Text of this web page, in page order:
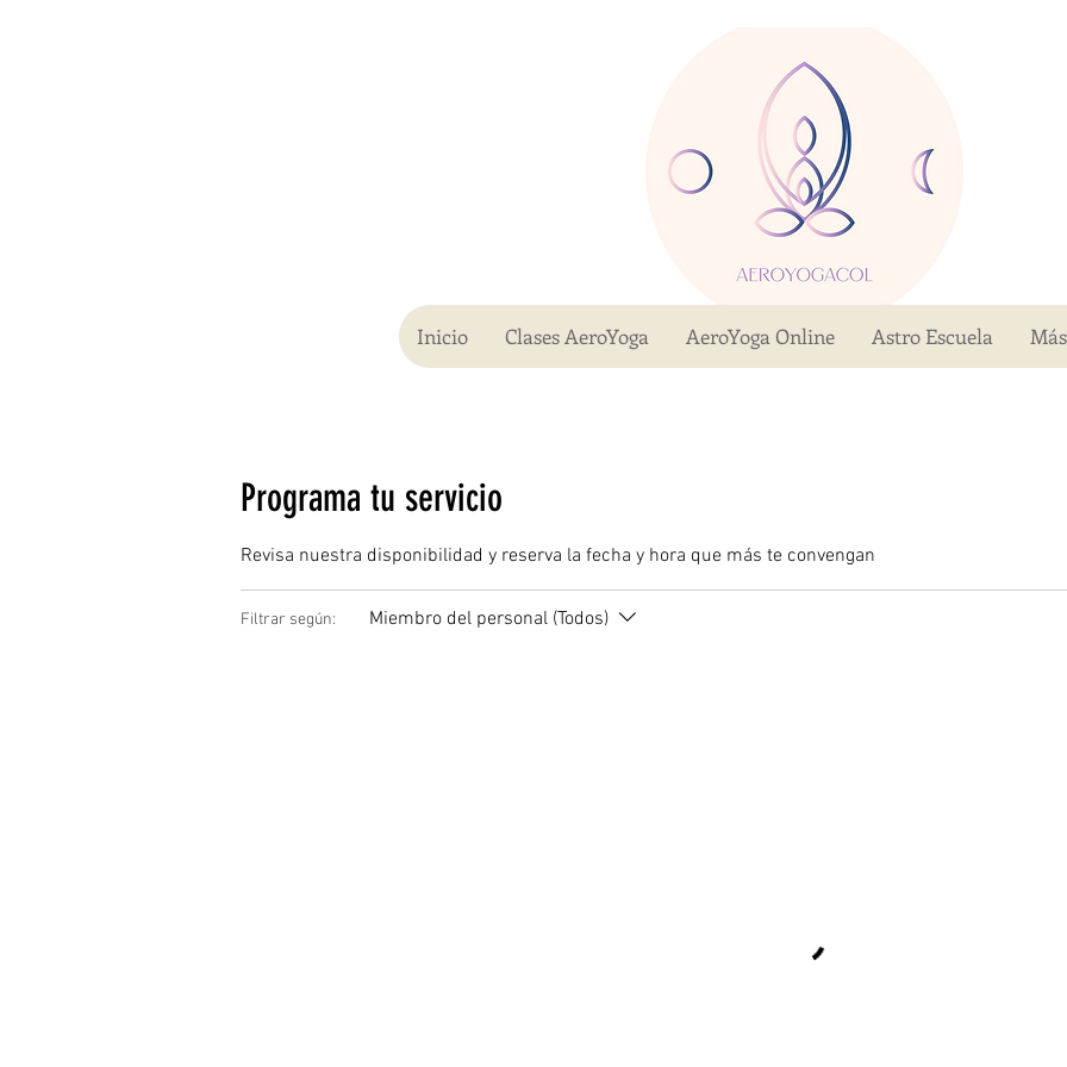
Inicio Clases AeroYoga AeroYoga Online Astro Escuela Más
Programa tu servicio
Revisa nuestra disponibilidad y reserva la fecha y hora que más te convengan
Filtrar según: Miembro del personal (Todos)